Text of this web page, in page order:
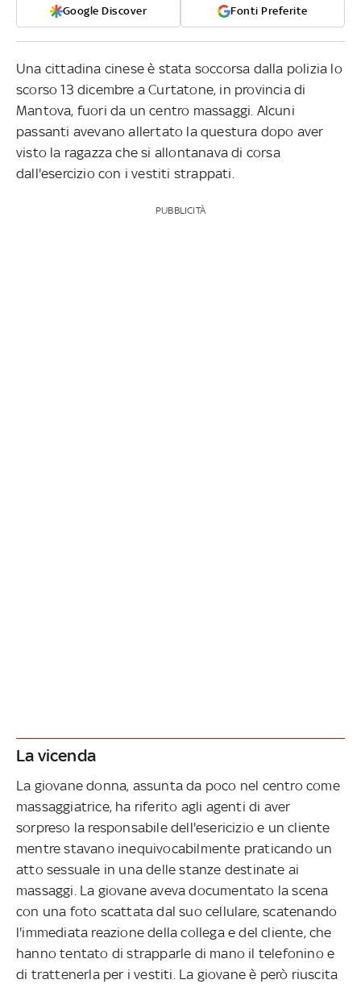
Google Discover Fonti Preferite
Una cittadina cinese è stata soccorsa dalla polizia lo
scorso 13 dicembre a Curtatone, in provincia di
Mantova, fuori da un centro massaggi. Alcuni
passanti avevano allertato la questura dopo aver
visto la ragazza che si allontanava di corsa
dall'esercizio con i vestiti strappati.
PUBBLICITÀ
La vicenda
La giovane donna, assunta da poco nel centro come
massaggiatrice, ha riferito agli agenti di aver
sorpreso la responsabile dell'esericizio e un cliente
mentre stavano inequivocabilmente praticando un
atto sessuale in una delle stanze destinate ai
massaggi. La giovane aveva documentato la scena
con una foto scattata dal suo cellulare, scatenando
l'immediata reazione della collega e del cliente, che
hanno tentato di strapparle di mano il telefonino e
di trattenerla per i vestiti. La giovane è però riuscita